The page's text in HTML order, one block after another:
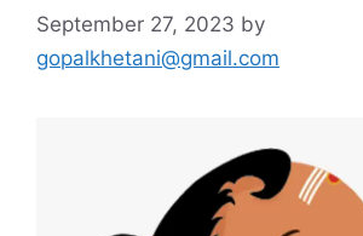
September 27, 2023 by
gopalkhetani@gmail.com